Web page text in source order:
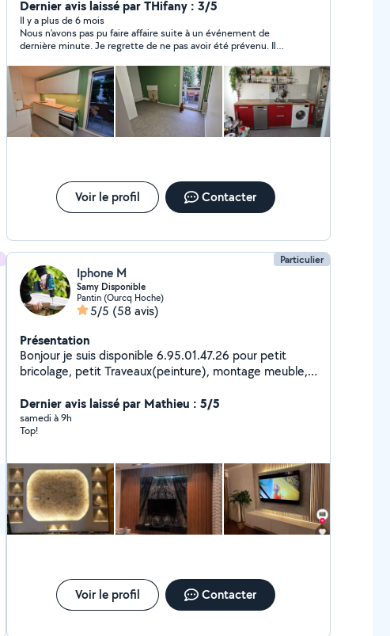
Dernier avis laissé par THifany : 3/5
Il y a plus de 6 mois
Nous n’avons pas pu faire affaire suite à un événement de
dernière minute. Je regrette de ne pas avoir été prévenu. Il
Voir le profil Contacter
Particulier
Iphone M
Samy Disponible
Pantin (Ourcq Hoche)
5/5 (58 avis)
Présentation
Bonjour je suis disponible 6.95.01.47.26 pour petit
bricolage, petit Traveaux(peinture), montage meuble,
Dernier avis laissé par Mathieu : 5/5
samedi à 9h
Top!
Voir le profil Contacter